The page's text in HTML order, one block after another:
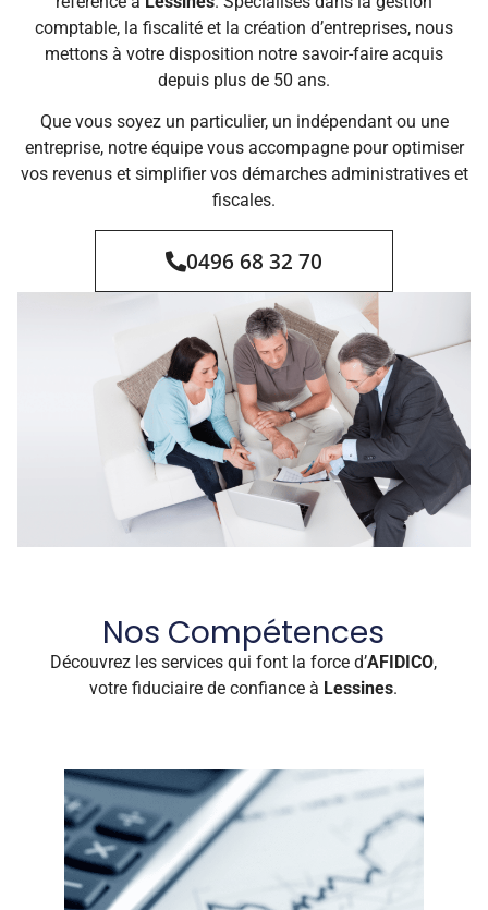
comptable, la fiscalité et la création d’entreprises, nous
mettons à votre disposition notre savoir-faire acquis
depuis plus de 50 ans.
Que vous soyez un particulier, un indépendant ou une
entreprise, notre équipe vous accompagne pour optimiser
vos revenus et simplifier vos démarches administratives et
fiscales.
0496 68 32 70
Nos Compétences
Découvrez les services qui font la force d’AFIDICO,
votre fiduciaire de confiance à Lessines.